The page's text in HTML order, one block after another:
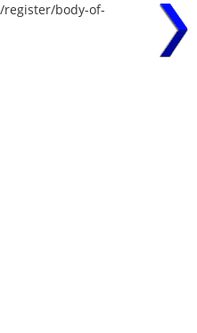
body-of-